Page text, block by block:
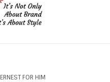
ERNEST FOR HIM